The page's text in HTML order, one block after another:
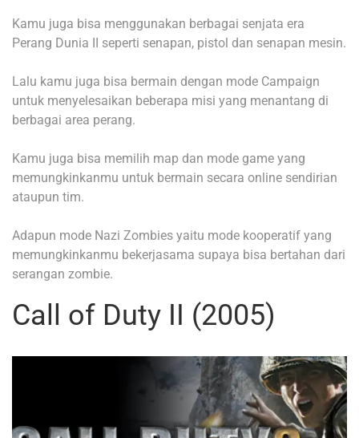
Kamu juga bisa menggunakan berbagai senjata era
Perang Dunia II seperti senapan, pistol dan senapan mesin.
Lalu kamu juga bisa bermain dengan mode Campaign
untuk menyelesaikan beberapa misi yang menantang di
berbagai area perang.
Kamu juga bisa memilih map dan mode game yang
memungkinkanmu untuk bermain secara online sendirian
ataupun tim.
Adapun mode Nazi Zombies yaitu mode kooperatif yang
memungkinkanmu bekerjasama supaya bisa bertahan dari
serangan zombie.
Call of Duty II (2005)